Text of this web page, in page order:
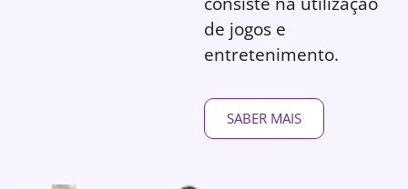
de jogos e
entretenimento.
SABER MAIS